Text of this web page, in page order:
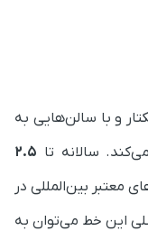
تولید در زمینی به مساحت ۶۰ هکتار و با سالن‌هایی به
۲.۵
معتبر بین‌المللی در
این خط می‌توان به